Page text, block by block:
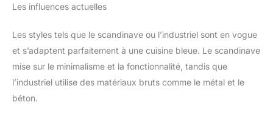
Les influences actuelles
Les styles tels que le scandinave ou l’industriel sont en vogue
et s’adaptent parfaitement à une cuisine bleue. Le scandinave
mise sur le minimalisme et la fonctionnalité, tandis que
l’industriel utilise des matériaux bruts comme le métal et le
béton.